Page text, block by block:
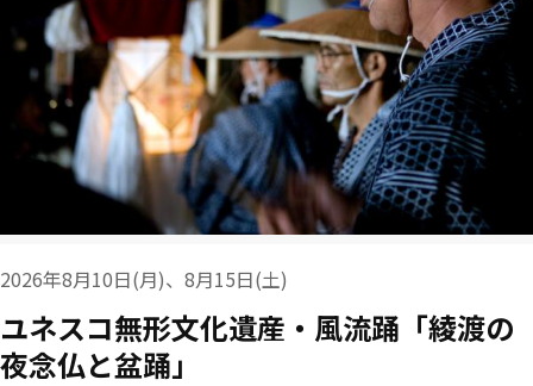
2026年8月10日(月)、8月15日(土)
ユネスコ無形文化遺産・風流踊「綾渡の
夜念仏と盆踊」